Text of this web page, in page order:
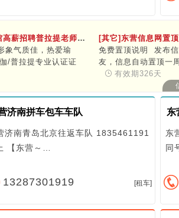
[招聘求职]东营东城芮境瑜伽普拉提馆高薪招聘普拉提老师￥8000 - 1 万
象气质佳，热爱瑜
/普拉提专业认证证
授课工作经验，熟悉
维护会员关系，服从
，稳定性强，打算长
项销售提成，多劳多
练习瑜伽、普拉提，
保证课堂教学质量；​
常练习，做好会员维
[其它]东营信息网置顶
免费置顶说明 发布
友，信息自动置顶一
信息，再次双击取消
新管理说明 信息框
到第一，无需重新发
新、修改信息更方便
有效期326天
济南拼车包车车队
济南青岛北京往返车队 1835461191
【东营～…
13287301919 [租车]
东
东
同